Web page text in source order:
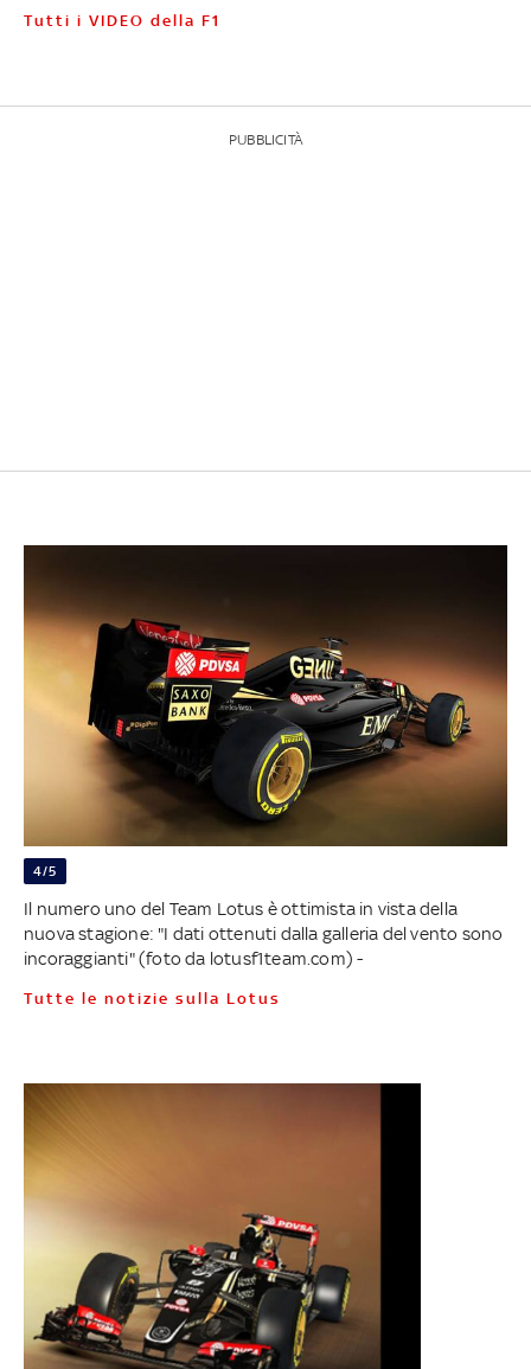
Tutti i VIDEO della F1
PUBBLICITÀ
4/5
Il numero uno del Team Lotus è ottimista in vista della
nuova stagione: "I dati ottenuti dalla galleria del vento sono
incoraggianti" (foto da lotusf1team.com) -
Tutte le notizie sulla Lotus